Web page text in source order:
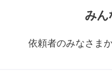
みん
依頼者のみなさま